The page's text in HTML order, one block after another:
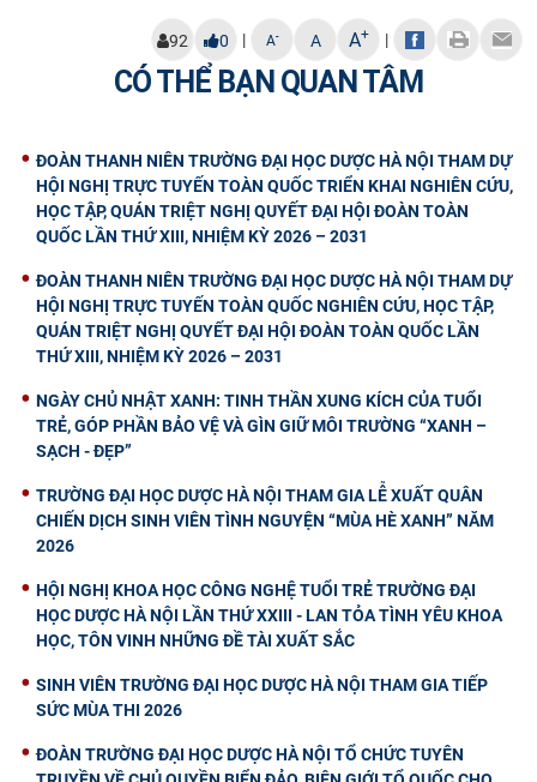
92 0 | A- A A+ |
CÓ THỂ BẠN QUAN TÂM
ĐOÀN THANH NIÊN TRƯỜNG ĐẠI HỌC DƯỢC HÀ NỘI THAM DỰ
HỘI NGHỊ TRỰC TUYẾN TOÀN QUỐC TRIỂN KHAI NGHIÊN CỨU,
HỌC TẬP, QUÁN TRIỆT NGHỊ QUYẾT ĐẠI HỘI ĐOÀN TOÀN
QUỐC LẦN THỨ XIII, NHIỆM KỲ 2026 – 2031
ĐOÀN THANH NIÊN TRƯỜNG ĐẠI HỌC DƯỢC HÀ NỘI THAM DỰ
HỘI NGHỊ TRỰC TUYẾN TOÀN QUỐC NGHIÊN CỨU, HỌC TẬP,
QUÁN TRIỆT NGHỊ QUYẾT ĐẠI HỘI ĐOÀN TOÀN QUỐC LẦN
THỨ XIII, NHIỆM KỲ 2026 – 2031
NGÀY CHỦ NHẬT XANH: TINH THẦN XUNG KÍCH CỦA TUỔI
TRẺ, GÓP PHẦN BẢO VỆ VÀ GÌN GIỮ MÔI TRƯỜNG “XANH –
SẠCH - ĐẸP”
TRƯỜNG ĐẠI HỌC DƯỢC HÀ NỘI THAM GIA LỄ XUẤT QUÂN
CHIẾN DỊCH SINH VIÊN TÌNH NGUYỆN “MÙA HÈ XANH” NĂM
2026
HỘI NGHỊ KHOA HỌC CÔNG NGHỆ TUỔI TRẺ TRƯỜNG ĐẠI
HỌC DƯỢC HÀ NỘI LẦN THỨ XXIII - LAN TỎA TÌNH YÊU KHOA
HỌC, TÔN VINH NHỮNG ĐỀ TÀI XUẤT SẮC
SINH VIÊN TRƯỜNG ĐẠI HỌC DƯỢC HÀ NỘI THAM GIA TIẾP
SỨC MÙA THI 2026
ĐOÀN TRƯỜNG ĐẠI HỌC DƯỢC HÀ NỘI TỔ CHỨC TUYÊN